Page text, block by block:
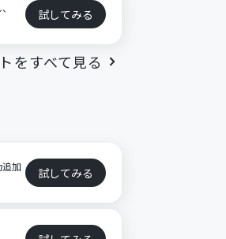
試してみる
をすべて見る
加
試してみる